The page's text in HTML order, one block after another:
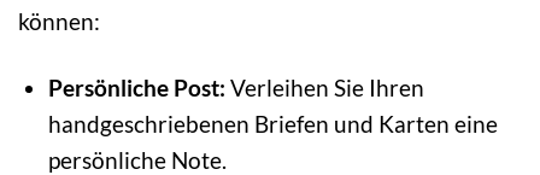
können:
Persönliche Post: Verleihen Sie Ihren
handgeschriebenen Briefen und Karten eine
persönliche Note.